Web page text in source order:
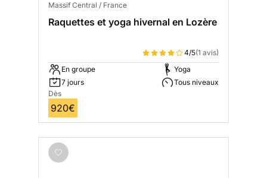
Massif Central / France
Raquettes et yoga hivernal en Lozère
4/5(1 avis)
En groupe
7 jours
Yoga
Tous niveaux
Dès
920€